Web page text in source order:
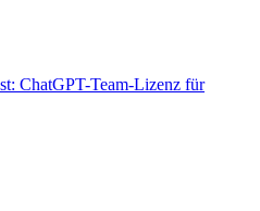
ChatGPT-Team-Lizenz für